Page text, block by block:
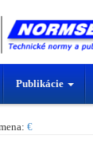
Publikácie
€